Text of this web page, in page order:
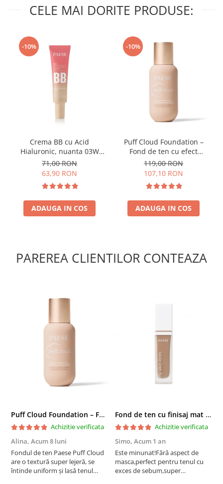
CELE MAI DORITE PRODUSE:
-10%
Crema BB cu Acid
Hialuronic, nuanta 03W
NATURAL 30ml
71,00 RON
63,90 RON
ADAUGA IN COS
-10%
Puff Cloud Foundation –
Fond de ten cu efect
natural
119,00 RON
107,10 RON
ADAUGA IN COS
PAREREA CLIENTILOR CONTEAZA
Puff Cloud Foundation – Fond de ten cu efect natural
Achizitie verificata
Alina, Acum 8 luni
Fondul de ten Paese Puff Cloud
are o textură super lejeră, se
întinde uniform și lasă tenul
Fond de ten cu finisaj mat si satinat, 3C ALMOND - 33 ml
Achizitie verificata
Simo, Acum 1 an
Este minunat!Fără aspect de
masca,perfect pentru tenul cu
exces de sebum,super